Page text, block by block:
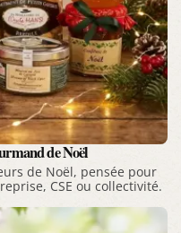
de Noël
de Noël, pensée pour
CSE ou collectivité.